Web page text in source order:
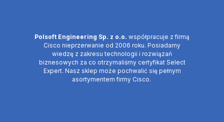
Polsoft Engineering Sp. z o.o. współpracuje z firmą
Cisco nieprzerwanie od 2006 roku. Posiadamy
wiedzę z zakresu technologii i rozwiązań
biznesowych za co otrzymaliśmy certyfikat Select
Expert. Nasz sklep może pochwalić się pełnym
asortymentem firmy Cisco.